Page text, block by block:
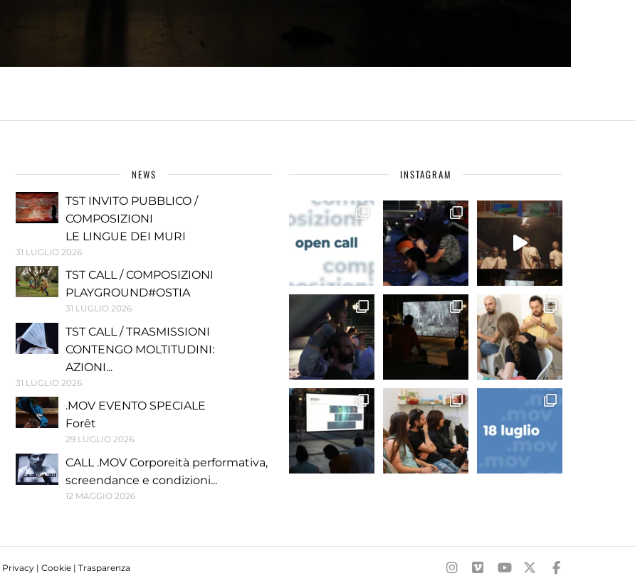
NEWS
TST INVITO PUBBLICO /
COMPOSIZIONI
LE LINGUE DEI MURI
31 LUGLIO 2026
TST CALL / COMPOSIZIONI
PLAYGROUND#OSTIA
31 LUGLIO 2026
TST CALL / TRASMISSIONI
CONTENGO MOLTITUDINI:
AZIONI...
31 LUGLIO 2026
.MOV EVENTO SPECIALE
Forêt
29 LUGLIO 2026
CALL .MOV Corporeità performativa,
screendance e condizioni...
12 MAGGIO 2026
INSTAGRAM
Privacy | Cookie | Trasparenza